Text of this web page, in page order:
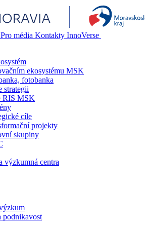
Pro média Kontakty InnoVerse
ekosystému MSK
fotobanka
strategii
RIS MSK
cíle
projekty
skupiny
výzkumná centra
podnikavost